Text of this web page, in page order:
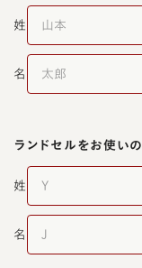
姓
名
ランドセルをお使いの
姓
名